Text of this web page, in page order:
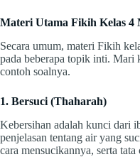
Materi Utama Fikih Kelas 4
Secara umum, materi Fikih
pada beberapa topik inti. Mari
contoh soalnya.
1. Bersuci (Thaharah)
Kebersihan adalah kunci dari
penjelasan tentang air yang
cara mensucikannya, serta